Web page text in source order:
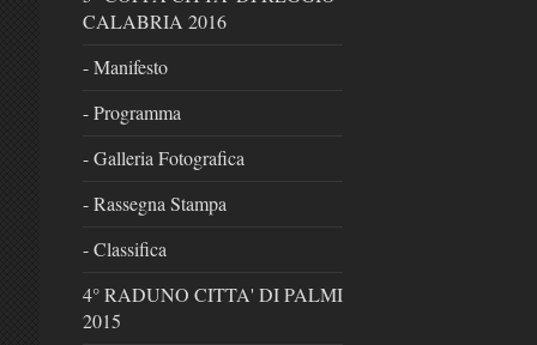
CALABRIA 2016
- Manifesto
- Programma
- Galleria Fotografica
- Rassegna Stampa
- Classifica
4° RADUNO CITTA' DI PALMI
2015